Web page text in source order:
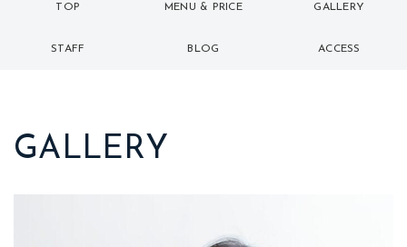
TOP
トップ
MENU & PRICE
メニュー
GALLERY
ギャラリー
STAFF BLOG ACCESS
GALLERY